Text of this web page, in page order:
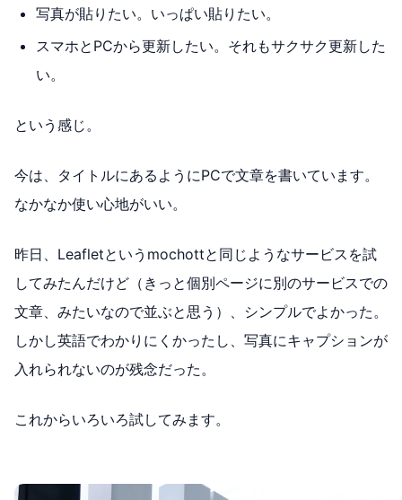
写真が貼りたい。いっぱい貼りたい。
スマホとPCから更新したい。それもサクサク更新した
い。
という感じ。
今は、タイトルにあるようにPCで文章を書いています。
なかなか使い心地がいい。
昨日、Leafletというmochottと同じようなサービスを試
してみたんだけど（きっと個別ページに別のサービスでの
文章、みたいなので並ぶと思う）、シンプルでよかった。
しかし英語でわかりにくかったし、写真にキャプションが
入れられないのが残念だった。
これからいろいろ試してみます。